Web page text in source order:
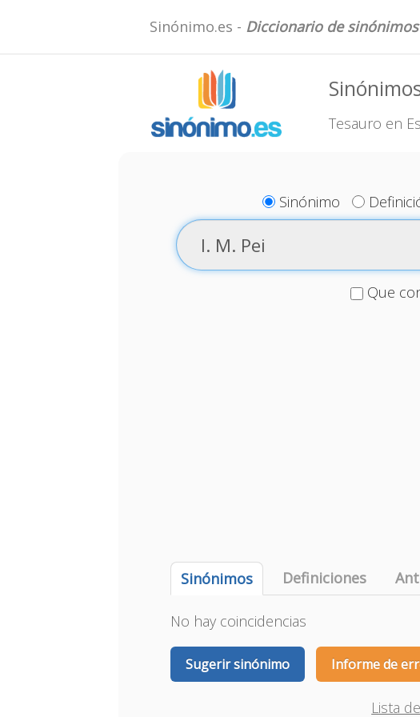
Sinónimo.es - Diccionario de
Tesauro en
Sinónimo
Que
Sinónimos Definiciones
No hay coincidencias
Sugerir sinónimo Informe de
Lista